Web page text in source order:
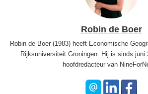
Robin de Boer
Robin de Boer (1983) heeft Economische
Rijksuniversiteit Groningen. Hij is sinds juni
hoofdredacteur van